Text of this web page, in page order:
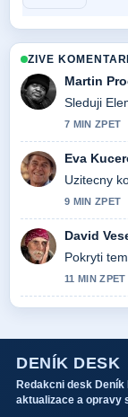
ZIVE
Martin
Sleduji
7 MIN ZPET
Eva
Uzitecny
9 MIN ZPET
David
Pokryti
11 MIN ZPET
DENÍK DESK
Redakcni desk
aktualizace a opravy